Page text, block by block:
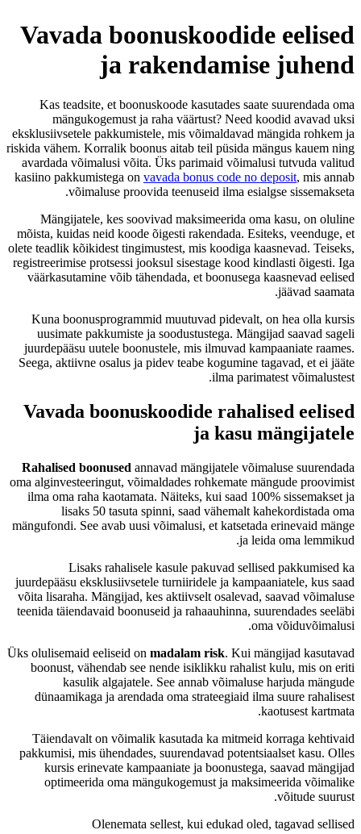
Vavada boonuskoodide eelised
ja rakendamise juhend
Kas teadsite, et boonuskoode kasutades saate suurendada oma
mängukogemust ja raha väärtust? Need koodid avavad uksi
eksklusiivsetele pakkumistele, mis võimaldavad mängida rohkem ja
riskida vähem. Korralik boonus aitab teil püsida mängus kauem ning
avardada võimalusi võita. Üks parimaid võimalusi tutvuda valitud
kasiino pakkumistega on vavada bonus code no deposit, mis annab
võimaluse proovida teenuseid ilma esialgse sissemakseta.
Mängijatele, kes soovivad maksimeerida oma kasu, on oluline
mõista, kuidas neid koode õigesti rakendada. Esiteks, veenduge, et
olete teadlik kõikidest tingimustest, mis koodiga kaasnevad. Teiseks,
registreerimise protsessi jooksul sisestage kood kindlasti õigesti. Iga
väärkasutamine võib tähendada, et boonusega kaasnevad eelised
jäävad saamata.
Kuna boonusprogrammid muutuvad pidevalt, on hea olla kursis
uusimate pakkumiste ja soodustustega. Mängijad saavad sageli
juurdepääsu uutele boonustele, mis ilmuvad kampaaniate raames.
Seega, aktiivne osalus ja pidev teabe kogumine tagavad, et ei jääte
ilma parimatest võimalustest.
Vavada boonuskoodide rahalised eelised
ja kasu mängijatele
Rahalised boonused annavad mängijatele võimaluse suurendada
oma alginvesteeringut, võimaldades rohkemate mängude proovimist
ilma oma raha kaotamata. Näiteks, kui saad 100% sissemakset ja
lisaks 50 tasuta spinni, saad vähemalt kahekordistada oma
mängufondi. See avab uusi võimalusi, et katsetada erinevaid mänge
ja leida oma lemmikud.
Lisaks rahalisele kasule pakuvad sellised pakkumised ka
juurdepääsu eksklusiivsetele turniiridele ja kampaaniatele, kus saad
võita lisaraha. Mängijad, kes aktiivselt osalevad, saavad võimaluse
teenida täiendavaid boonuseid ja rahaauhinna, suurendades seeläbi
oma võiduvõimalusi.
Üks olulisemaid eeliseid on madalam risk. Kui mängijad kasutavad
boonust, vähendab see nende isiklikku rahalist kulu, mis on eriti
kasulik algajatele. See annab võimaluse harjuda mängude
dünaamikaga ja arendada oma strateegiaid ilma suure rahalisest
kaotusest kartmata.
Täiendavalt on võimalik kasutada ka mitmeid korraga kehtivaid
pakkumisi, mis ühendades, suurendavad potentsiaalset kasu. Olles
kursis erinevate kampaaniate ja boonustega, saavad mängijad
optimeerida oma mängukogemust ja maksimeerida võimalike
võitude suurust.
Olenemata sellest, kui edukad oled, tagavad sellised